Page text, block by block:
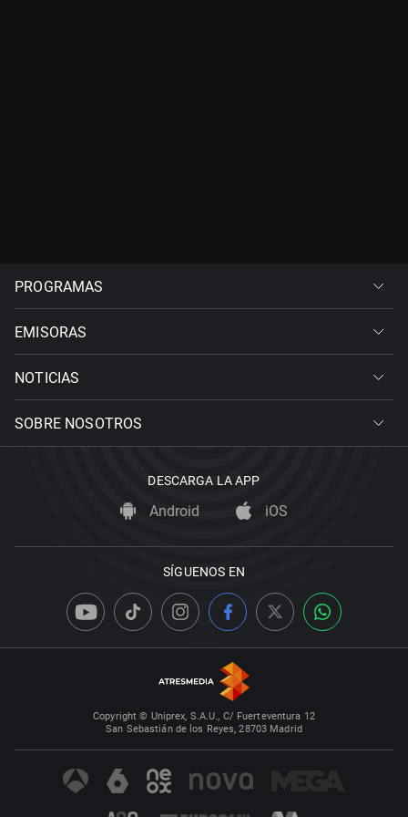
PROGRAMAS
EMISORAS
NOTICIAS
SOBRE NOSOTROS
DESCARGA LA APP
Android iOS
SÍGUENOS EN
Copyright © Uniprex, S.A.U., C/ Fuerteventura 12
San Sebastián de los Reyes, 28703 Madrid